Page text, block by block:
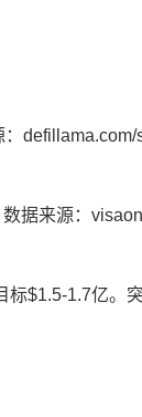
defillama.com/
据来源：
$1.5-1.7亿。